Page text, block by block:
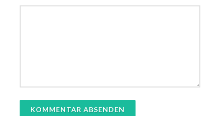
KOMMENTAR ABSENDEN